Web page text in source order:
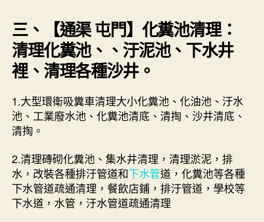
三、【通渠 屯門】化糞池清理：
清理化糞池、、汙泥池、下水井
裡、清理各種沙井。
1.大型環衛吸糞車清理大小化糞池、化油池、汙水
池、工業廢水池、化糞池清底、清掏、沙井清底、
清掏。
2.清理磚砌化糞池、集水井清理，清理淤泥，排
水，改裝各種排汙管道和下水管道，化糞池等各種
下水管道疏通清理，餐飲店鋪，排汙管道，學校等
下水道，水管，汙水管道疏通清理